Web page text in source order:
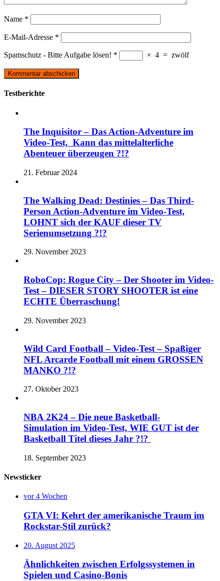
Name *
E-Mail-Adresse *
Spamschutz - Bitte Aufgabe lösen! * × 4 = zwölf
Testberichte
The Inquisitor – Das Action-Adventure im
Video-Test, Kann das mittelalterliche
Abenteuer überzeugen ?!?
21. Februar 2024
The Walking Dead: Destinies – Das Third-
Person Action-Adventure im Video-Test,
LOHNT sich der KAUF dieser TV
Serienumsetzung ?!?
29. November 2023
RoboCop: Rogue City – Der Shooter im Video-
Test – DIESER STORY SHOOTER ist eine
ECHTE Überraschung!
29. November 2023
Wild Card Football – Video-Test – Spaßiger
NFL Arcarde Football mit einem GROSSEN
MANKO ?!?
27. Oktober 2023
NBA 2K24 – Die neue Basketball-
Simulation im Video-Test, WIE GUT ist der
Basketball Titel dieses Jahr ?!?
18. September 2023
Newsticker
vor 4 Wochen
GTA VI: Kehrt der amerikanische Traum im
Rockstar-Stil zurück?
20. August 2025
Ähnlichkeiten zwischen Erfolgssystemen in
Spielen und Casino‑Bonis